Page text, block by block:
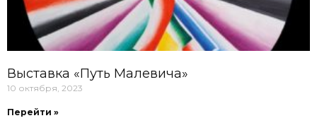
Выставка «Путь Малевича»
10 октября, 2023
Перейти »